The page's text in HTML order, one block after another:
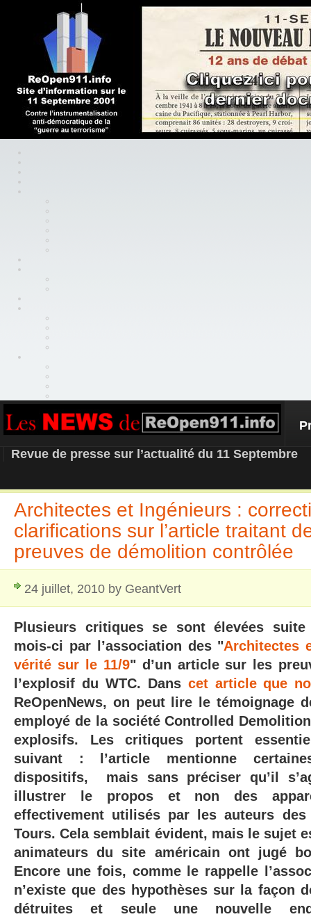
REOPEN911 – NEWS
Revue de presse sur l’actualité du 11 Septembre
Architectes et Ingénieurs :
clarifications sur l’article traitant
preuves de démolition contrôlée
24 juillet, 2010 by GeantVert
Plusieurs critiques se sont élevées
mois-ci par l’association des "Architectes
vérité sur le 11/9" d’un article sur les
l’explosif du WTC. Dans cet article que
ReOpenNews, on peut lire le témoignage
employé de la société Controlled
explosifs. Les critiques portent
suivant : l’article mentionne
dispositifs, mais sans préciser qu’il
illustrer le propos et non des
effectivement utilisés par les auteurs
Tours. Cela semblait évident, mais le sujet
animateurs du site américain ont jugé
Encore une fois, comme le rappelle
n’existe que des hypothèses sur la façon
détruites et seule une nouvelle